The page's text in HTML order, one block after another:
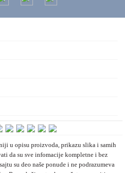
u opisu proizvoda, prikazu slika i samih
da su sve infomacije kompletne i bez
su deo naše ponude i ne podrazumeva